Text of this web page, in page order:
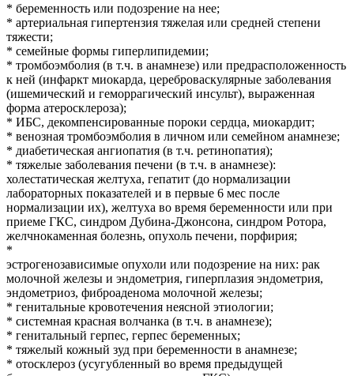
* беременность или подозрение на нее;
* артериальная гипертензия тяжелая или средней степени
тяжести;
* семейные формы гиперлипидемии;
* тромбоэмболия (в т.ч. в анамнезе) или предрасположенность
к ней (инфаркт миокарда, цереброваскулярные заболевания
(ишемический и геморрагический инсульт), выраженная
форма атеросклероза);
* ИБС, декомпенсированные пороки сердца, миокардит;
* венозная тромбоэмболия в личном или семейном анамнезе;
* диабетическая ангиопатия (в т.ч. ретинопатия);
* тяжелые заболевания печени (в т.ч. в анамнезе):
холестатическая желтуха, гепатит (до нормализации
лабораторных показателей и в первые 6 мес после
нормализации их), желтуха во время беременности или при
приеме ГКС, синдром Дубина-Джонсона, синдром Ротора,
желчнокаменная болезнь, опухоль печени, порфирия;
*
эстрогенозависимые опухоли или подозрение на них: рак
молочной железы и эндометрия, гиперплазия эндометрия,
эндометриоз, фиброаденома молочной железы;
* генитальные кровотечения неясной этиологии;
* системная красная волчанка (в т.ч. в анамнезе);
* генитальный герпес, герпес беременных;
* тяжелый кожный зуд при беременности в анамнезе;
* отосклероз (усугубленный во время предыдущей